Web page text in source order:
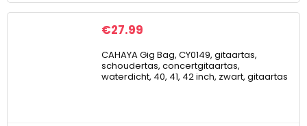
€27.99
CAHAYA Gig Bag, CY0149, gitaartas,
schoudertas, concertgitaartas,
waterdicht, 40, 41, 42 inch, zwart, gitaartas